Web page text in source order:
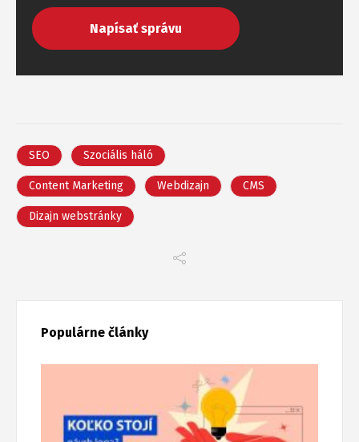
Napísať správu
SEO Szociális háló
Content Marketing Webdizajn CMS
Dizajn webstránky
Populárne články